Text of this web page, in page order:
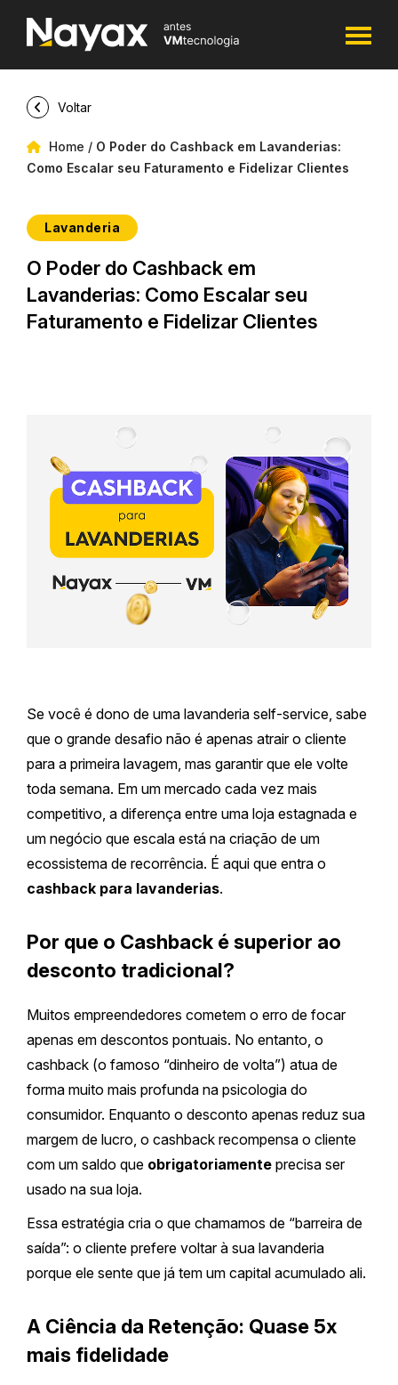
Home / O Poder do Cashback em Lavanderias:
Como Escalar seu Faturamento e Fidelizar Clientes
Voltar
Lavanderia
O Poder do Cashback em
Lavanderias: Como Escalar seu
Faturamento e Fidelizar Clientes
Se você é dono de uma lavanderia self-service, sabe
que o grande desafio não é apenas atrair o cliente
para a primeira lavagem, mas garantir que ele volte
toda semana. Em um mercado cada vez mais
competitivo, a diferença entre uma loja estagnada e
um negócio que escala está na criação de um
ecossistema de recorrência. É aqui que entra o
cashback para lavanderias.
Por que o Cashback é superior ao
desconto tradicional?
Muitos empreendedores cometem o erro de focar
apenas em descontos pontuais. No entanto, o
cashback (o famoso “dinheiro de volta”) atua de
forma muito mais profunda na psicologia do
consumidor. Enquanto o desconto apenas reduz sua
margem de lucro, o cashback recompensa o cliente
com um saldo que obrigatoriamente precisa ser
usado na sua loja.
Essa estratégia cria o que chamamos de “barreira de
saída”: o cliente prefere voltar à sua lavanderia
porque ele sente que já tem um capital acumulado ali.
A Ciência da Retenção: Quase 5x
mais fidelidade